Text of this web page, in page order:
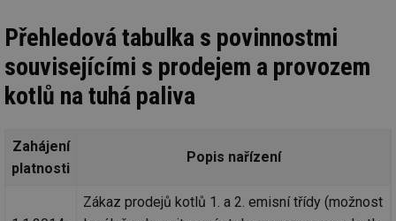
Přehledová tabulka s povinnostmi
souvisejícími s prodejem a provozem
kotlů na tuhá paliva
Zahájení
platnosti
Popis nařízení
Zákaz prodejů kotlů 1. a 2. emisní třídy (možnost